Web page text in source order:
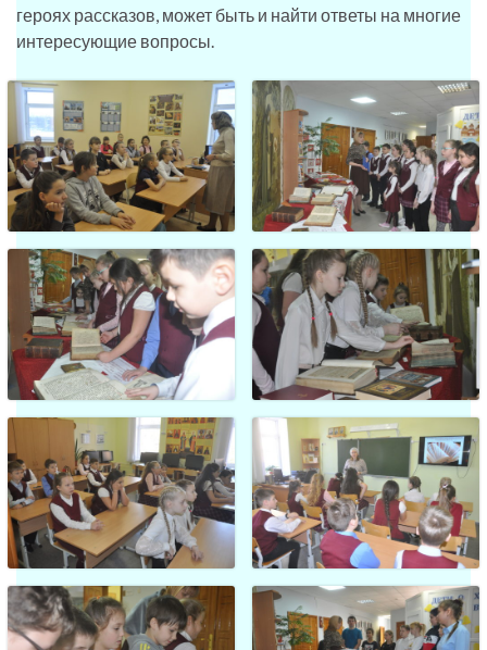
героях рассказов, может быть и найти ответы на многие
интересующие вопросы.